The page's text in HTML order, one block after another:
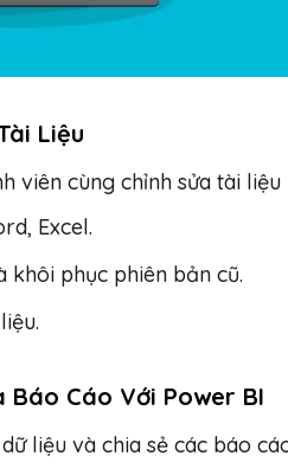
Liệu
viên cùng chỉnh sửa tài
Excel.
khôi phục phiên bản cũ.
Báo Cáo Với Power BI
liệu và chia sẻ các báo